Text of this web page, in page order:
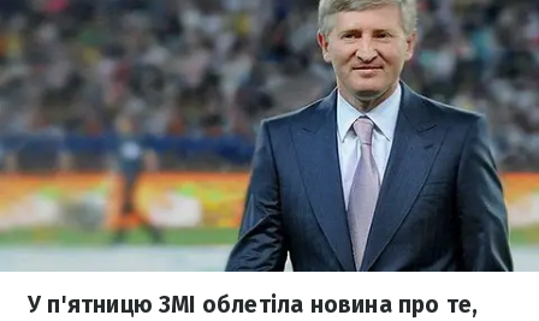
У п'ятницю ЗМІ облетіла новина про те,